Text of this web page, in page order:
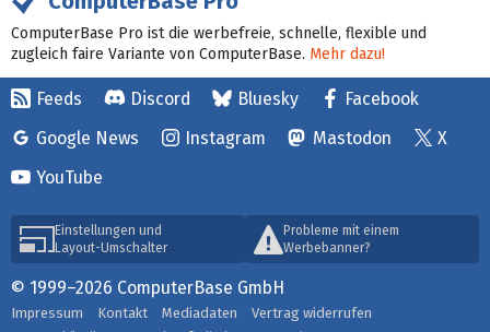
ComputerBase Pro ist die werbefreie, schnelle, flexible und
zugleich faire Variante von ComputerBase. Mehr dazu!
Feeds Discord Bluesky
Facebook
Google News
Instagram Mastodon
X
YouTube
Einstellungen und
Layout-Umschalter
Probleme mit einem
Werbebanner?
© 1999–2026 ComputerBase GmbH
Impressum Kontakt Mediadaten
Vertrag widerrufen